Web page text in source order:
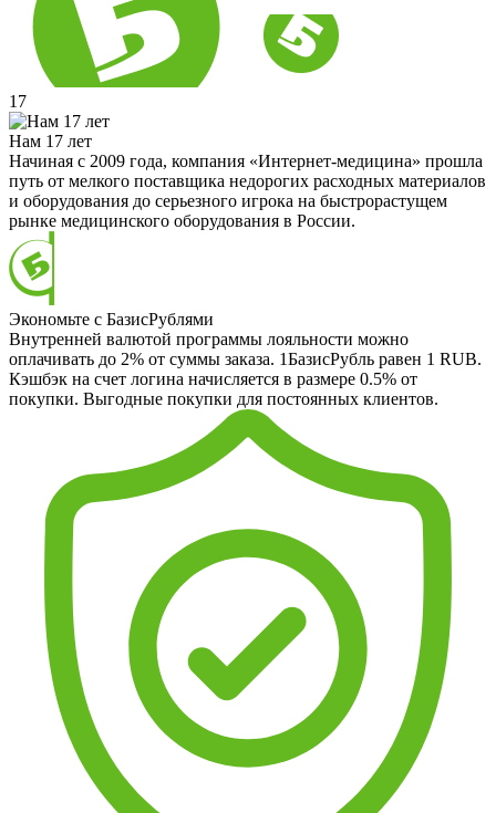
17
Нам 17 лет
Начиная с 2009 года, компания «Интернет-медицина» прошла
путь от мелкого поставщика недорогих расходных материалов
и оборудования до серьезного игрока на быстрорастущем
рынке медицинского оборудования в России.
Экономьте с БазисРублями
Внутренней валютой программы лояльности можно
оплачивать до 2% от суммы заказа. 1БазисРубль равен 1 RUB.
Кэшбэк на счет логина начисляется в размере 0.5% от
покупки. Выгодные покупки для постоянных клиентов.